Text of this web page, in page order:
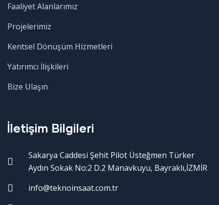
Faaliyet Alanlarımız
Projelerimiz
Kentsel Dönüşüm Hizmetleri
Yatırımcı İlişkileri
Bize Ulaşın
İletişim Bilgileri
Sakarya Caddesi Şehit Pilot Üsteğmen Türker
Aydın Sokak No:2 D.2 Manavkuyu, Bayraklı,İZMİR
info@teknoinsaat.com.tr